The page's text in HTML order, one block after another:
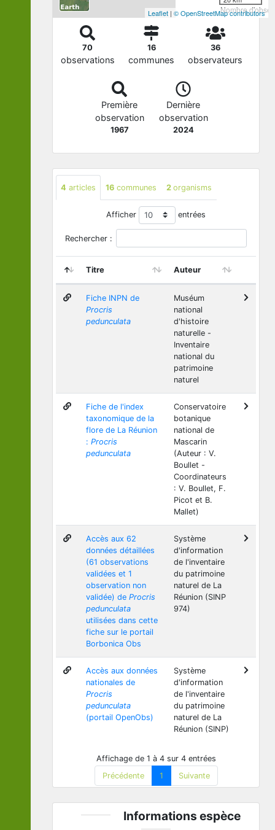
Nombre
Leaflet | © OpenStreetMap contributors
70
observations
16
communes
36
observateurs
Première
observation
1967
Dernière
observation
2024
4 articles 16 communes 2 organisms
Afficher entrées
Rechercher :
Titre Auteur
Fiche INPN de
Procris
pedunculata
Muséum
national
d'histoire
naturelle -
Inventaire
national du
patrimoine
naturel
Fiche de l'index
taxonomique de la
flore de La Réunion
: Procris
pedunculata
Conservatoire
botanique
national de
Mascarin
(Auteur : V.
Boullet -
Coordinateurs
: V. Boullet, F.
Picot et B.
Mallet)
Accès aux 62
données détaillées
(61 observations
validées et 1
observation non
validée) de Procris
pedunculata
utilisées dans cette
fiche sur le portail
Borbonica Obs
Système
d'information
de l'inventaire
du patrimoine
naturel de La
Réunion (SINP
974)
Accès aux données
nationales de
Procris
pedunculata
(portail OpenObs)
Système
d'information
de l'inventaire
du patrimoine
naturel de La
Réunion (SINP)
Affichage de 1 à 4 sur 4 entrées
Précédente
1 Suivante
Informations espèce